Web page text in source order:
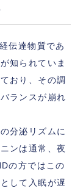
伝達物質であ
知られていま
おり、その調
ランスが崩れ
分泌リズムに
ンは通常、夜
の方ではこの
して入眠が遅